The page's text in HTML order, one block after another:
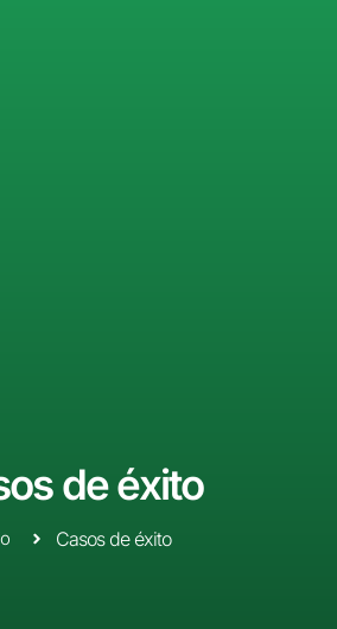
de éxito
Casos de éxito